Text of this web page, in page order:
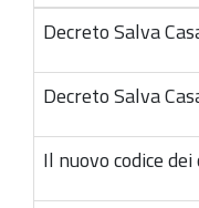
Decreto Salva
Decreto Salva
Il nuovo codice